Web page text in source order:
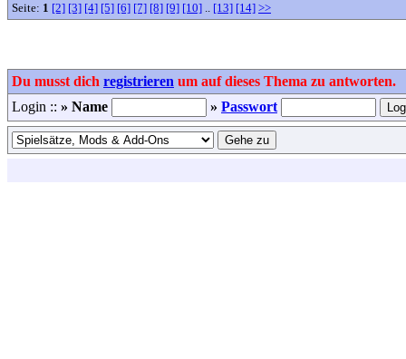
Seite: 1 [2] [3] [4] [5] [6] [7] [8] [9] [10] .. [13] [14] >>
Du musst dich registrieren um auf dieses Thema zu antworten.
Login :: » Name » Passwort